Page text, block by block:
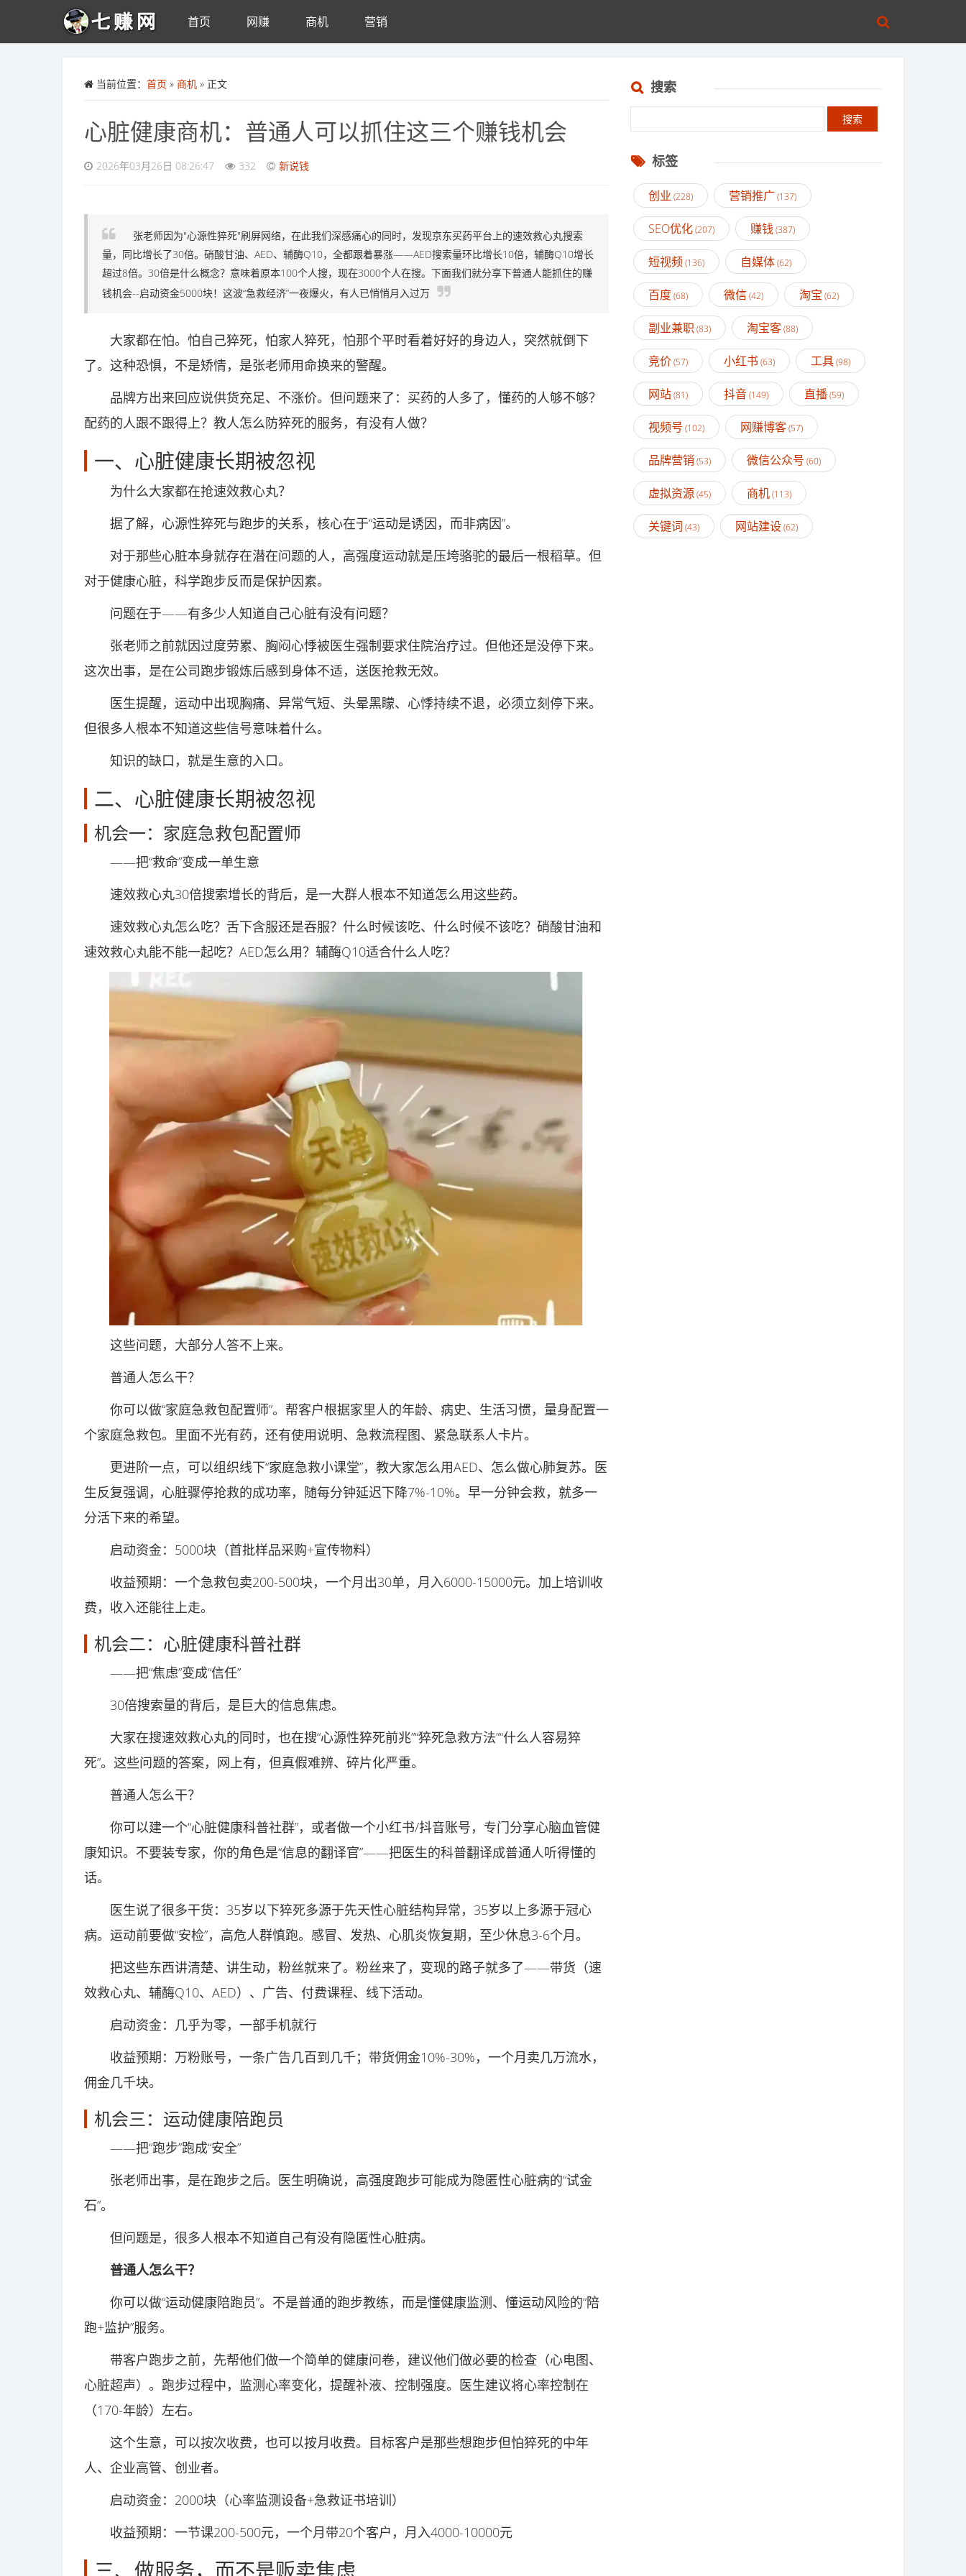
首页 网赚 商机 营销
当前位置： 首页 » 商机 » 正文
心脏健康商机：普通人可以抓住这三个赚钱机会
2026年03月26日 08:26:47 332 新说钱
张老师因为"心源性猝死"刷屏网络，在此我们深感痛心的同时，发现京东买药平台上的速效救心丸搜索
量，同比增长了30倍。硝酸甘油、AED、辅酶Q10，全都跟着暴涨——AED搜索量环比增长10倍，辅酶Q10增长
超过8倍。30倍是什么概念？意味着原本100个人搜，现在3000个人在搜。下面我们就分享下普通人能抓住的赚
钱机会--启动资金5000块！这波“急救经济”一夜爆火，有人已悄悄月入过万
大家都在怕。怕自己猝死，怕家人猝死，怕那个平时看着好好的身边人，突然就倒下
了。这种恐惧，不是矫情，是张老师用命换来的警醒。
品牌方出来回应说供货充足、不涨价。但问题来了：买药的人多了，懂药的人够不够？
配药的人跟不跟得上？教人怎么防猝死的服务，有没有人做？
一、心脏健康长期被忽视
为什么大家都在抢速效救心丸？
据了解，心源性猝死与跑步的关系，核心在于“运动是诱因，而非病因”。
对于那些心脏本身就存在潜在问题的人，高强度运动就是压垮骆驼的最后一根稻草。但
对于健康心脏，科学跑步反而是保护因素。
问题在于——有多少人知道自己心脏有没有问题？
张老师之前就因过度劳累、胸闷心悸被医生强制要求住院治疗过。但他还是没停下来。
这次出事，是在公司跑步锻炼后感到身体不适，送医抢救无效。
医生提醒，运动中出现胸痛、异常气短、头晕黑矇、心悸持续不退，必须立刻停下来。
但很多人根本不知道这些信号意味着什么。
知识的缺口，就是生意的入口。
二、心脏健康长期被忽视
机会一：家庭急救包配置师
——把“救命”变成一单生意
速效救心丸30倍搜索增长的背后，是一大群人根本不知道怎么用这些药。
速效救心丸怎么吃？舌下含服还是吞服？什么时候该吃、什么时候不该吃？硝酸甘油和
速效救心丸能不能一起吃？AED怎么用？辅酶Q10适合什么人吃？
这些问题，大部分人答不上来。
普通人怎么干？
你可以做“家庭急救包配置师”。帮客户根据家里人的年龄、病史、生活习惯，量身配置一
个家庭急救包。里面不光有药，还有使用说明、急救流程图、紧急联系人卡片。
更进阶一点，可以组织线下“家庭急救小课堂”，教大家怎么用AED、怎么做心肺复苏。医
生反复强调，心脏骤停抢救的成功率，随每分钟延迟下降7%-10%。早一分钟会救，就多一
分活下来的希望。
启动资金：5000块（首批样品采购+宣传物料）
收益预期：一个急救包卖200-500块，一个月出30单，月入6000-15000元。加上培训收
费，收入还能往上走。
机会二：心脏健康科普社群
——把“焦虑”变成“信任”
30倍搜索量的背后，是巨大的信息焦虑。
大家在搜速效救心丸的同时，也在搜“心源性猝死前兆”“猝死急救方法”“什么人容易猝
死”。这些问题的答案，网上有，但真假难辨、碎片化严重。
普通人怎么干？
你可以建一个“心脏健康科普社群”，或者做一个小红书/抖音账号，专门分享心脑血管健
康知识。不要装专家，你的角色是“信息的翻译官”——把医生的科普翻译成普通人听得懂的
话。
医生说了很多干货：35岁以下猝死多源于先天性心脏结构异常，35岁以上多源于冠心
病。运动前要做“安检”，高危人群慎跑。感冒、发热、心肌炎恢复期，至少休息3-6个月。
把这些东西讲清楚、讲生动，粉丝就来了。粉丝来了，变现的路子就多了——带货（速
效救心丸、辅酶Q10、AED）、广告、付费课程、线下活动。
启动资金：几乎为零，一部手机就行
收益预期：万粉账号，一条广告几百到几千；带货佣金10%-30%，一个月卖几万流水，
佣金几千块。
机会三：运动健康陪跑员
——把“跑步”跑成“安全”
张老师出事，是在跑步之后。医生明确说，高强度跑步可能成为隐匿性心脏病的“试金
石”。
但问题是，很多人根本不知道自己有没有隐匿性心脏病。
普通人怎么干？
你可以做“运动健康陪跑员”。不是普通的跑步教练，而是懂健康监测、懂运动风险的“陪
跑+监护”服务。
带客户跑步之前，先帮他们做一个简单的健康问卷，建议他们做必要的检查（心电图、
心脏超声）。跑步过程中，监测心率变化，提醒补液、控制强度。医生建议将心率控制在
（170-年龄）左右。
这个生意，可以按次收费，也可以按月收费。目标客户是那些想跑步但怕猝死的中年
人、企业高管、创业者。
启动资金：2000块（心率监测设备+急救证书培训）
收益预期：一节课200-500元，一个月带20个客户，月入4000-10000元
三、做服务，而不是贩卖焦虑
搜索
标签
创业 (228) 营销推广 (137)
SEO优化(207) 赚钱(387)
短视频(136) 自媒体(62)
百度(68) 微信(42) 淘宝 (62)
副业兼职 (83) 淘宝客(88)
竞价(57) 小红书 (63) 工具(98)
网站(81) 抖音(149) 直播(59)
视频号 (102) 网赚博客(57)
品牌营销 (53) 微信公众号 (60)
虚拟资源(45) 商机(113)
关键词 (43) 网站建设(62)